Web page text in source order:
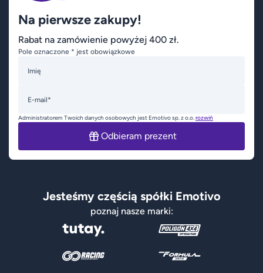
Na pierwsze zakupy!
Rabat na zamówienie powyżej 400 zł.
Pole oznaczone * jest obowiązkowe
Imię
E-mail*
Administratorem Twoich danych osobowych jest Emotivo sp. z o.o.rozwiń
Odbieram prezent
Jesteśmy częścią spółki Emotivo
poznaj nasze marki: